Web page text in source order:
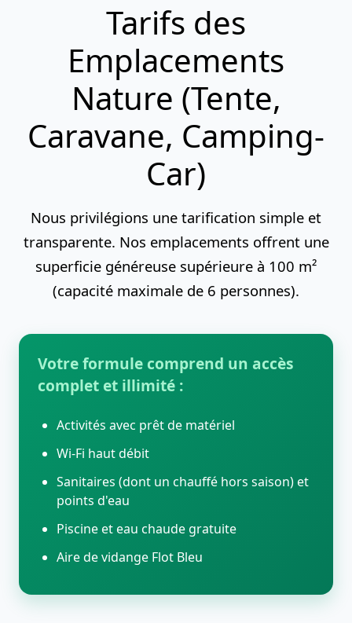
Tarifs des
Emplacements
Nature (Tente,
Caravane, Camping-
Car)
Nous privilégions une tarification simple et
transparente. Nos emplacements offrent une
superficie généreuse supérieure à 100 m²
(capacité maximale de 6 personnes).
Votre formule comprend un accès
complet et illimité :
Activités avec prêt de matériel
Wi-Fi haut débit
Sanitaires (dont un chauffé hors saison) et
points d'eau
Piscine et eau chaude gratuite
Aire de vidange Flot Bleu